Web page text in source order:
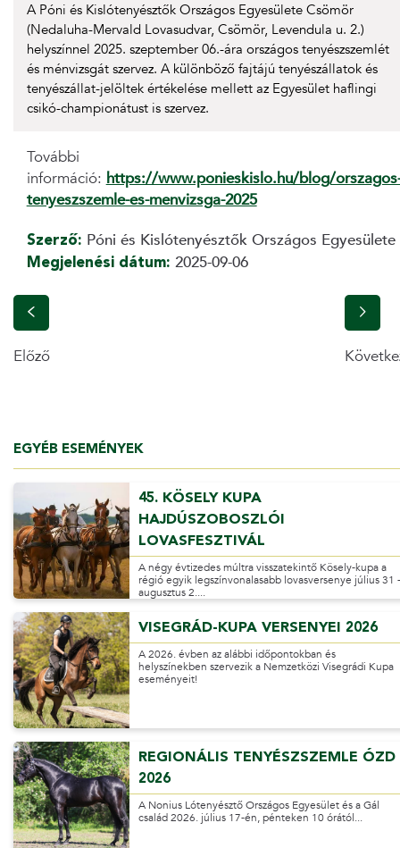
A Póni és Kislótenyésztők Országos Egyesülete Csömör
(Nedaluha-Mervald Lovasudvar, Csömör, Levendula u. 2.)
helyszínnel 2025. szeptember 06.-ára országos tenyészszemlét
és ménvizsgát szervez. A különböző fajtájú tenyészállatok és
tenyészállat-jelöltek értékelése mellett az Egyesület haflingi
csikó-championátust is szervez.
További
információ: https://www.ponieskislo.hu/blog/
tenyeszszemle-es-menvizsga-2025
Szerző: Póni és Kislótenyésztők Országos Egyesülete
Megjelenési dátum: 2025-09-06
Előző
EGYÉB ESEMÉNYEK
45. KÖSELY KUPA
HAJDÚSZOBOSZLÓI
LOVASFESZTIVÁL
A négy évtizedes múltra visszatekintő Kösely-kupa a
régió egyik legszínvonalasabb lovasversenye július 31 -
augusztus 2....
VISEGRÁD-KUPA VERSENYEI 2026
A 2026. évben az alábbi időpontokban és
helyszínekben szervezik a Nemzetközi Visegrádi Kupa
eseményeit!
REGIONÁLIS TENYÉSZSZEMLE ÓZD
2026
A Nonius Lótenyésztő Országos Egyesület és a Gál
család 2026. július 17-én, pénteken 10 órától...